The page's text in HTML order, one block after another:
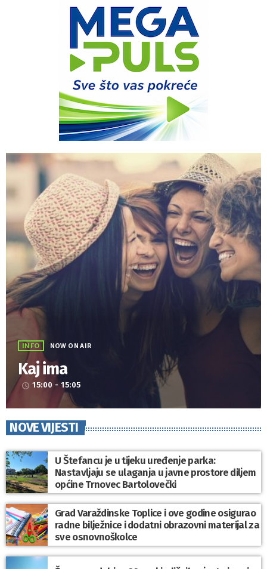
INFO NOW ON AIR
Kaj ima
access_time 15:00 - 15:05
NOVE VIJESTI
U Štefancu je u tijeku uređenje parka:
Nastavljaju se ulaganja u javne prostore diljem
općine Trnovec Bartolovečki
Grad Varaždinske Toplice i ove godine osigurao
radne bilježnice i dodatni obrazovni materijal za
sve osnovnoškolce